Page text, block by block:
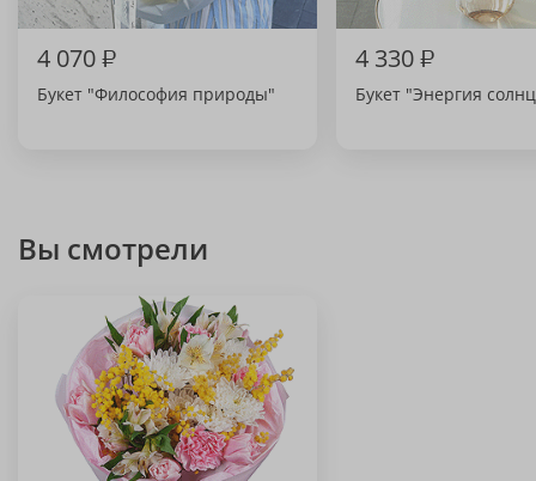
4 070₽
Букет "Философия природы"
4 330₽
Букет "Энергия
Вы смотрели